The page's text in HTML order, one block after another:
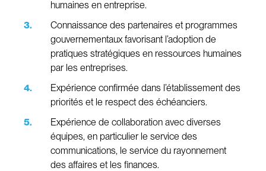
humaines en entreprise.
Connaissance des partenaires et programmes
gouvernementaux favorisant l’adoption de
pratiques stratégiques en ressources humaines
par les entreprises.
Expérience confirmée dans l’établissement des
priorités et le respect des échéanciers.
Expérience de collaboration avec diverses
équipes, en particulier le service des
communications, le service du rayonnement
des affaires et les finances.